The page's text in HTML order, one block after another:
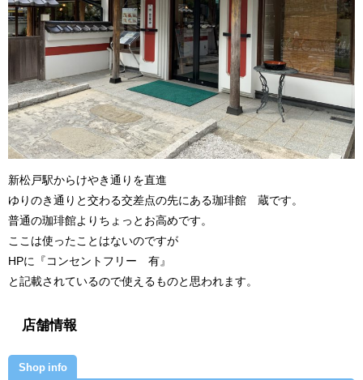
新松戸駅からけやき通りを直進
ゆりのき通りと交わる交差点の先にある珈琲館 蔵です。
普通の珈琲館よりちょっとお高めです。
ここは使ったことはないのですが
HPに『コンセントフリー 有』
と記載されているので使えるものと思われます。
店舗情報
Shop info